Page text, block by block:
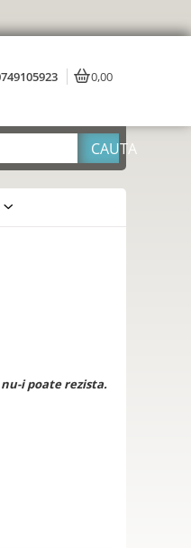
0,00
i poate rezista.